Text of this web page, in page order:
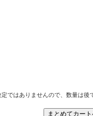
ではありませんので、数量は後